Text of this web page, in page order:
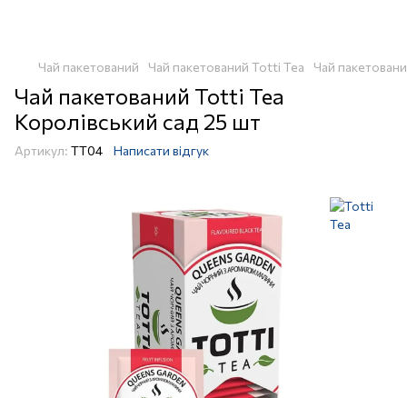
Чай пакетований Чай пакетований Totti Tea Чай
Чай пакетований Totti Tea
Королівський сад 25 шт
Артикул: TT04 Написати відгук